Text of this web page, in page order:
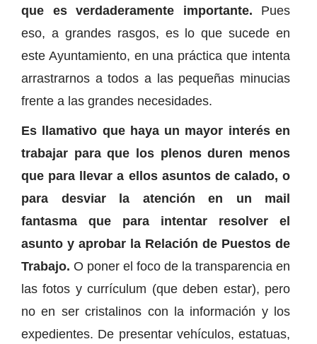
que es verdaderamente importante. Pues
eso, a grandes rasgos, es lo que sucede en
este Ayuntamiento, en una práctica que intenta
arrastrarnos a todos a las pequeñas minucias
frente a las grandes necesidades.
Es llamativo que haya un mayor interés en
trabajar para que los plenos duren menos
que para llevar a ellos asuntos de calado, o
para desviar la atención en un mail
fantasma que para intentar resolver el
asunto y aprobar la Relación de Puestos de
Trabajo. O poner el foco de la transparencia en
las fotos y currículum (que deben estar), pero
no en ser cristalinos con la información y los
expedientes. De presentar vehículos, estatuas,